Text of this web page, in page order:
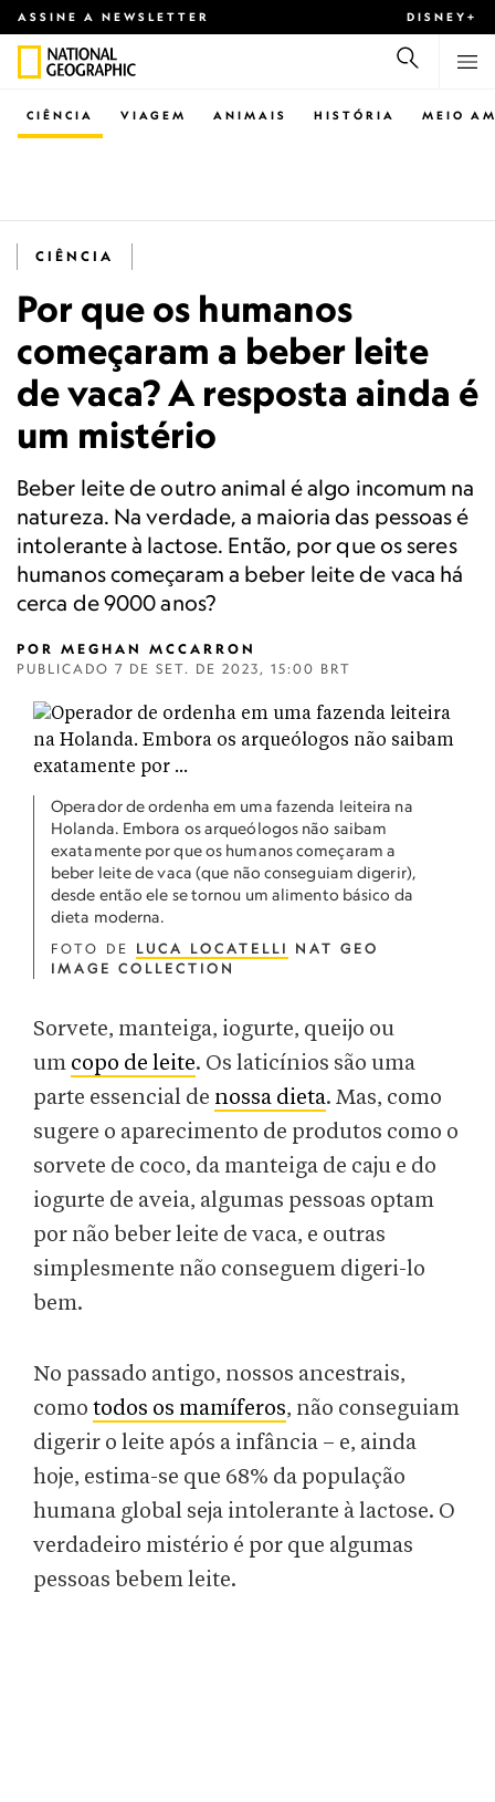
ASSINE A NEWSLETTER DISNEY+
CIÊNCIA VIAGEM ANIMAIS HISTÓRIA MEIO
CIÊNCIA
Por que os humanos
começaram a beber leite
de vaca? A resposta ainda é
um mistério
Beber leite de outro animal é algo incomum na
natureza. Na verdade, a maioria das pessoas é
intolerante à lactose. Então, por que os seres
humanos começaram a beber leite de vaca há
cerca de 9000 anos?
POR MEGHAN MCCARRON
PUBLICADO 7 DE SET. DE 2023, 15:00 BRT
Operador de ordenha em uma fazenda leiteira na
Holanda. Embora os arqueólogos não saibam
exatamente por que os humanos começaram a
beber leite de vaca (que não conseguiam digerir),
desde então ele se tornou um alimento básico da
dieta moderna.
FOTO DE LUCA LOCATELLI
NAT GEO
IMAGE COLLECTION
Sorvete, manteiga, iogurte, queijo ou
um copo de leite. Os laticínios são uma
parte essencial de nossa dieta. Mas, como
sugere o aparecimento de produtos como o
sorvete de coco, da manteiga de caju e do
iogurte de aveia, algumas pessoas optam
por não beber leite de vaca, e outras
simplesmente não conseguem digeri-lo
bem.
No passado antigo, nossos ancestrais,
como todos os mamíferos, não conseguiam
digerir o leite após a infância – e, ainda
hoje, estima-se que 68% da população
humana global seja intolerante à lactose. O
verdadeiro mistério é por que algumas
pessoas bebem leite.